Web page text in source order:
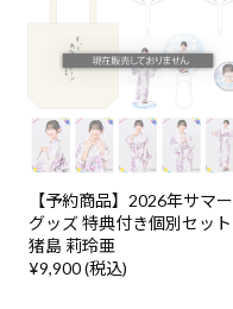
【予約商品】2026年サマー
グッズ 特典付き個別セット
猪島 莉玲亜
¥9,900 (税込)